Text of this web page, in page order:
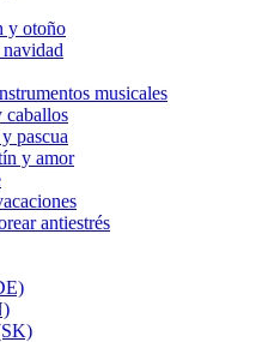
y otoño
musicales
caballos
pascua
y amor
antiestrés